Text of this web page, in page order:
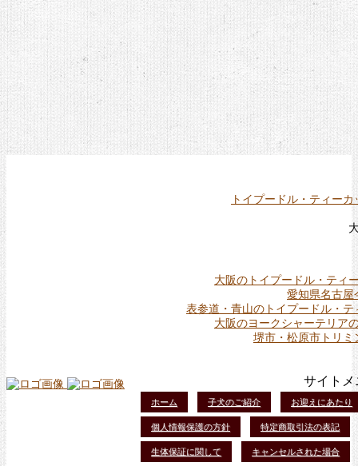
トイプードル・ティー
大阪のトイプードル・ティ
愛知県名古屋
表参道・青山のトイプードル・
大阪のヨークシャーテリア
堺市・松原市トリ
サイトメ
ホーム 子犬のご紹介 お迎えにあたり
個人情報保護の方針 特定商取引法の表記
生体保証に関して キャンセルされた場合